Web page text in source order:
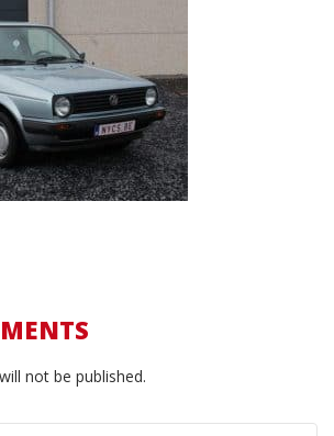
not be published.